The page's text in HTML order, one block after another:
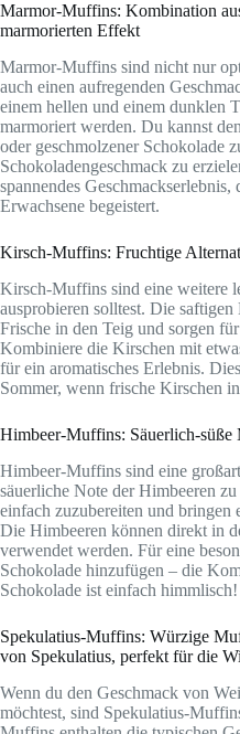
Marmor-Muffins: Kombination
marmorierten Effekt
Marmor-Muffins sind nicht nur
auch einen aufregenden
einem hellen und einem dunklen
marmoriert werden. Du kannst
oder geschmolzener Schokolade
Schokoladengeschmack zu
spannendes
Erwachsene begeistert.
Kirsch-Muffins: Fruchtige
Kirsch-Muffins sind eine weitere
ausprobieren solltest. Die
Frische in den Teig und sorgen
Kombiniere die Kirschen mit
für ein aromatisches Erlebnis.
Sommer, wenn frische Kirschen
Himbeer-Muffins: Säuerlich-
Himbeer-Muffins sind eine
säuerliche Note der Himbeeren
einfach zuzubereiten und bringen
Die Himbeeren können direkt in
verwendet werden. Für eine
Schokolade hinzufügen – die
Schokolade ist einfach himmlisch!
Spekulatius-Muffins: Würzige
von Spekulatius, perfekt für die
Wenn du den Geschmack von
möchtest, sind Spekulatius-